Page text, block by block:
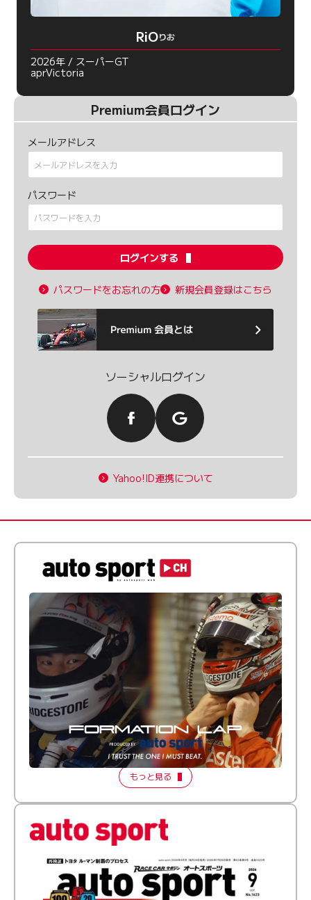
RiOりお
2026年 / スーパーGT
aprVictoria
Premium会員ログイン
メールアドレス
パスワード
ログインする
パスワードをお忘れの方 新規会員登録はこちら
ソーシャルログイン
Yahoo!ID連携について
倒す相手を、信じてる。小林利徠斗 × 野村勇斗
【FORMATION LAP Produced by auto sport】
2026 Episode 2
もっと見る